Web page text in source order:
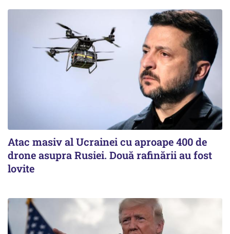
Atac masiv al Ucrainei cu aproape 400 de
drone asupra Rusiei. Două rafinării au fost
lovite